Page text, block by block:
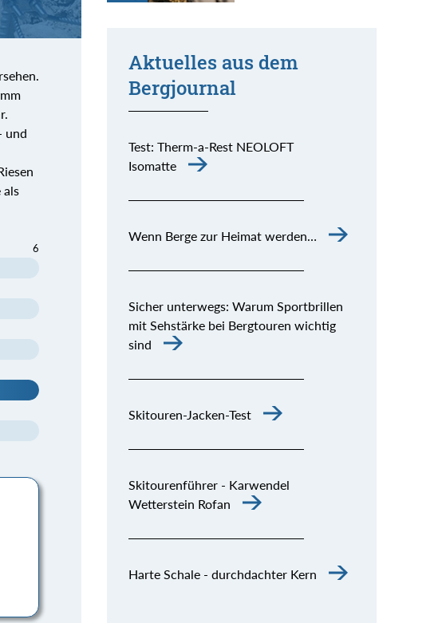
und
als
6
Aktuelles aus dem
Bergjournal
Test: Therm-a-Rest NEOLOFT
Isomatte
Wenn Berge zur Heimat werden…
Sicher unterwegs: Warum Sportbrillen
mit Sehstärke bei Bergtouren wichtig
sind
Skitouren-Jacken-Test
Skitourenführer - Karwendel
Wetterstein Rofan
Harte Schale - durchdachter Kern